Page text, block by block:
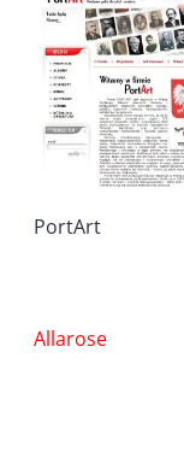
PortArt
Nawigacja
Allarose